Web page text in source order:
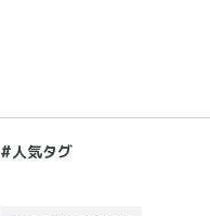
#人気タグ